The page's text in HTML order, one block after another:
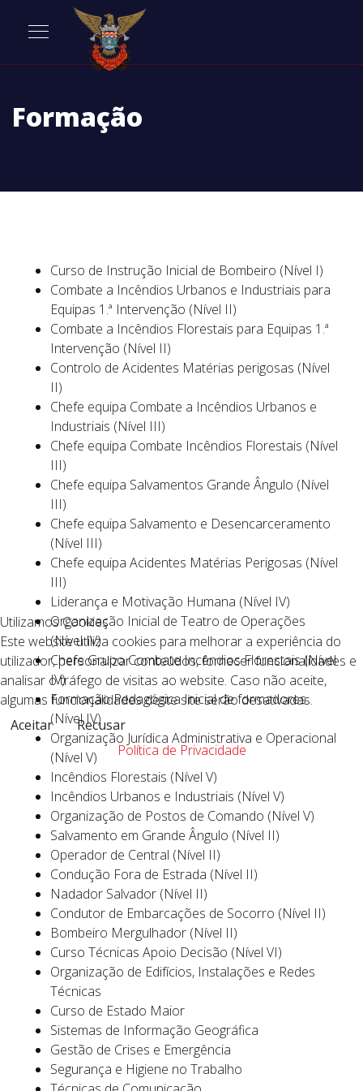
Formação
Curso de Instrução Inicial de Bombeiro (Nível I)
Combate a Incêndios Urbanos e Industriais para
Equipas 1.ª Intervenção (Nível II)
Combate a Incêndios Florestais para Equipas 1.ª
Intervenção (Nível II)
Controlo de Acidentes Matérias perigosas (Nível
II)
Chefe equipa Combate a Incêndios Urbanos e
Industriais (Nível III)
Chefe equipa Combate Incêndios Florestais (Nível
III)
Chefe equipa Salvamentos Grande Ângulo (Nível
III)
Chefe equipa Salvamento e Desencarceramento
(Nível III)
Chefe equipa Acidentes Matérias Perigosas (Nível
III)
Liderança e Motivação Humana (Nível IV)
Organização Inicial de Teatro de Operações
(Nível IV)
Chefe Grupo Combate Incêndios Florestais (Nível
IV)
Formação Pedagógica Inicial de formadores
(Nível IV)
Organização Jurídica Administrativa e Operacional
(Nível V)
Incêndios Florestais (Nível V)
Incêndios Urbanos e Industriais (Nível V)
Organização de Postos de Comando (Nível V)
Salvamento em Grande Ângulo (Nível II)
Operador de Central (Nível II)
Condução Fora de Estrada (Nível II)
Nadador Salvador (Nível II)
Condutor de Embarcações de Socorro (Nível II)
Bombeiro Mergulhador (Nível II)
Curso Técnicas Apoio Decisão (Nível VI)
Organização de Edifícios, Instalações e Redes
Técnicas
Curso de Estado Maior
Sistemas de Informação Geográfica
Gestão de Crises e Emergência
Segurança e Higiene no Trabalho
Utilizamos Cookies
Este website utiliza cookies para melhorar a experiência do
utilizador, personalizar conteúdos, fornecer funcionalidades e
analisar o tráfego de visitas ao website. Caso não aceite,
algumas funcionalidades deste site serão desativadas.
Aceitar
Recusar
Política de Privacidade